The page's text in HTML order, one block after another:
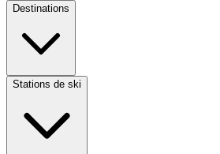
Destinations
Stations de ski